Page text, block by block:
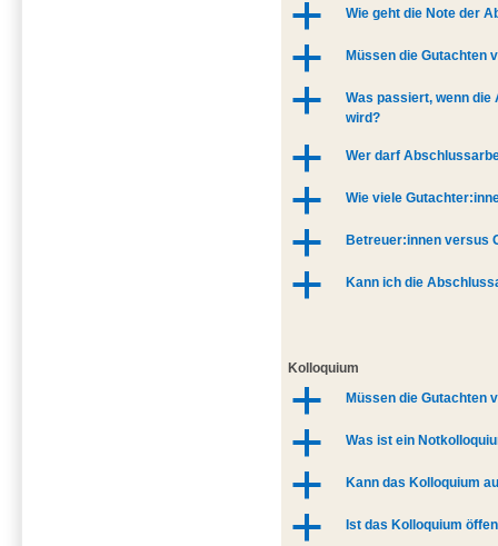
a Wie geht die Note der
a Müssen die Gutachten
a
Was passiert, wenn
wird?
a Wer darf
a Wie viele
a Betreuer:innen versus
a Kann ich die
Kolloquium
a Müssen die Gutachten
a Was ist ein
a Kann das Kolloquium
a Ist das Kolloquium